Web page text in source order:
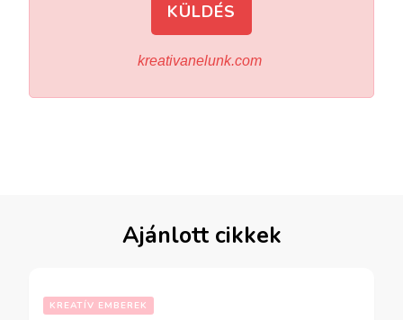
KÜLDÉS
kreativanelunk.com
Ajánlott cikkek
KREATÍV EMBEREK